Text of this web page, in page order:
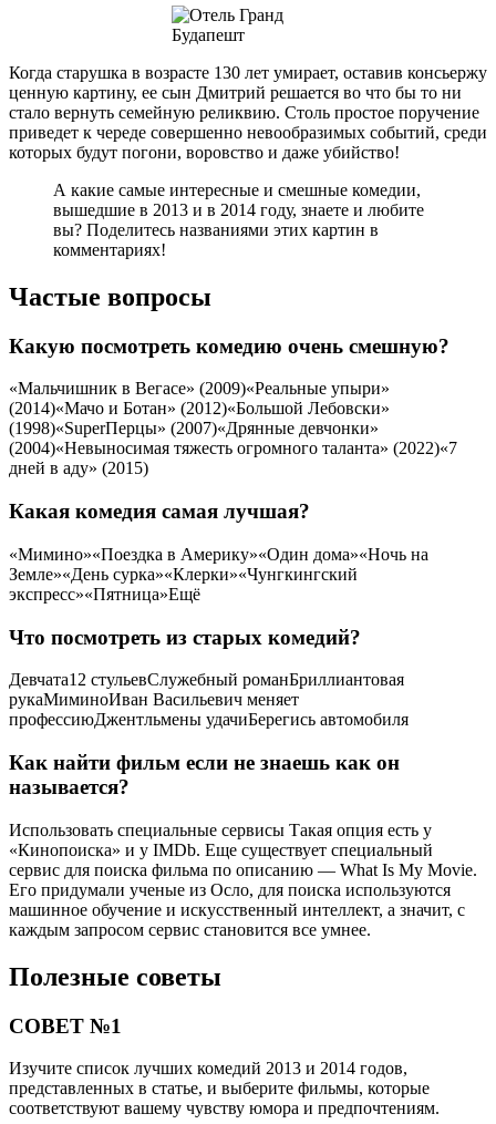
Когда старушка в возрасте 130 лет умирает, оставив консьержу
ценную картину, ее сын Дмитрий решается во что бы то ни
стало вернуть семейную реликвию. Столь простое поручение
приведет к череде совершенно невообразимых событий, среди
которых будут погони, воровство и даже убийство!
А какие самые интересные и смешные комедии,
вышедшие в 2013 и в 2014 году, знаете и любите
вы? Поделитесь названиями этих картин в
комментариях!
Частые вопросы
Какую посмотреть комедию очень смешную?
«Мальчишник в Вегасе» (2009)«Реальные упыри»
(2014)«Мачо и Ботан» (2012)«Большой Лебовски»
(1998)«SuperПерцы» (2007)«Дрянные девчонки»
(2004)«Невыносимая тяжесть огромного таланта» (2022)«7
дней в аду» (2015)
Какая комедия самая лучшая?
«Мимино»«Поездка в Америку»«Один дома»«Ночь на
Земле»«День сурка»«Клерки»«Чунгкингский
экспресс»«Пятница»Ещё
Что посмотреть из старых комедий?
Девчата12 стульевСлужебный романБриллиантовая
рукаМиминоИван Васильевич меняет
профессиюДжентльмены удачиБерегись автомобиля
Как найти фильм если не знаешь как он
называется?
Использовать специальные сервисы Такая опция есть у
«Кинопоиска» и у IMDb. Еще существует специальный
сервис для поиска фильма по описанию — What Is My Movie.
Его придумали ученые из Осло, для поиска используются
машинное обучение и искусственный интеллект, а значит, с
каждым запросом сервис становится все умнее.
Полезные советы
СОВЕТ №1
Изучите список лучших комедий 2013 и 2014 годов,
представленных в статье, и выберите фильмы, которые
соответствуют вашему чувству юмора и предпочтениям.